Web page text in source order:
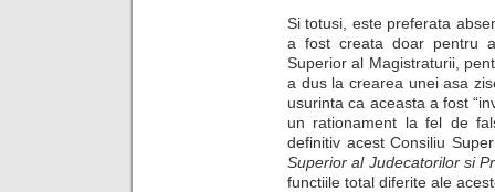
Si totusi, este preferata
a fost creata doar pentru
Superior al Magistraturii,
a dus la crearea unei asa
usurinta ca aceasta a fost
un rationament la fel de
definitiv acest Consiliu
Superior al Judecatorilor si
functiile total diferite ale